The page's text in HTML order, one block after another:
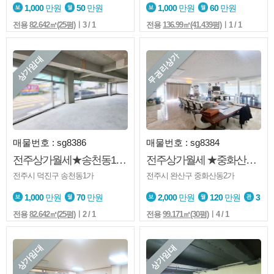
1,000만원 50만원
전용82.642㎡(25평)ㅣ3 / 1
1,000만원 60만원
전용 136.99㎡(41.439평)ㅣ1 / 1
상가임대
매물번호 : sg8386
전주상가월세★송천동1가★1층★코너상가★음식점★아파트.학교앞
전주시 덕진구 송천동1가
1,000만원 70만원
전용82.642㎡(25평)ㅣ2 / 1
무권리상가
매물번호 : sg8384
전주상가월세 ★중화산동2가★소품샵★판매점★무권리금★내부화장실★주차편리
전주시 완산구 중화산동2가
2,000만원 120만원 3
전용99.171㎡(30평)ㅣ4 / 1
상가임대 상가임대